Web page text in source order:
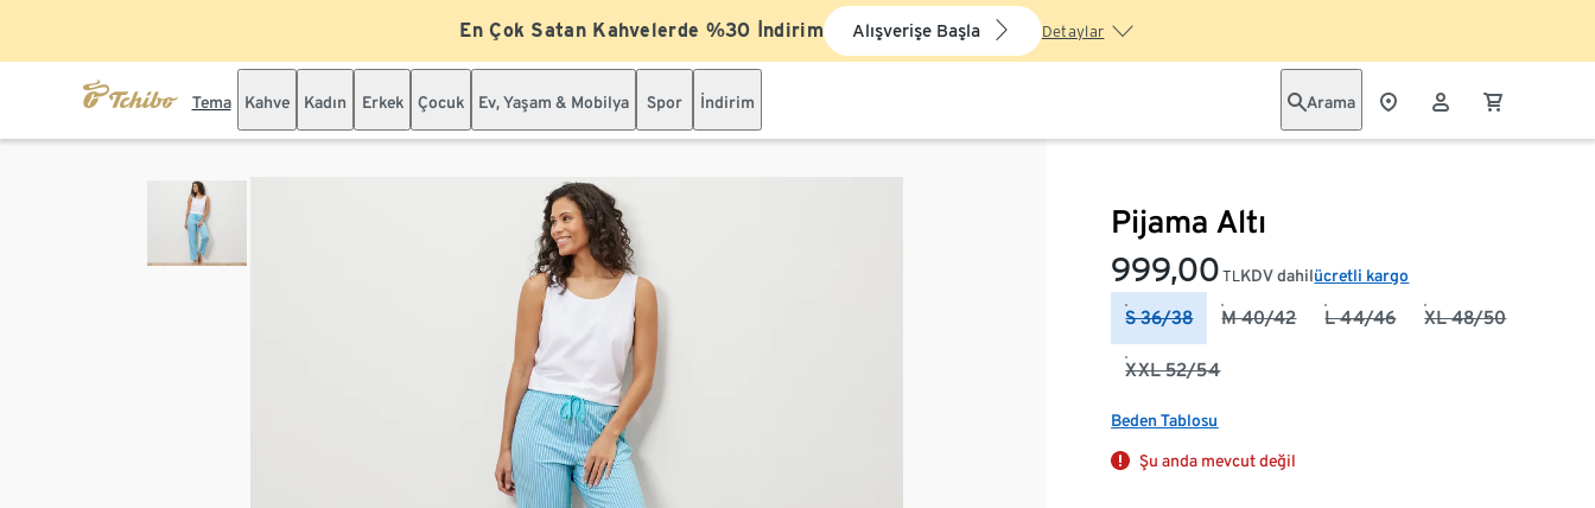
En Çok Satan Kahvelerde %30 İndirim Alışverişe Başla Detaylar
Tema Kahve Kadın Erkek Çocuk Ev, Yaşam & Mobilya Spor İndirim Arama
Pijama Altı
999,00 TLKDV dahilücretli kargo
S 36/38 M 40/42 L 44/46 XL 48/50
XXL 52/54
Beden Tablosu
Şu anda mevcut değil